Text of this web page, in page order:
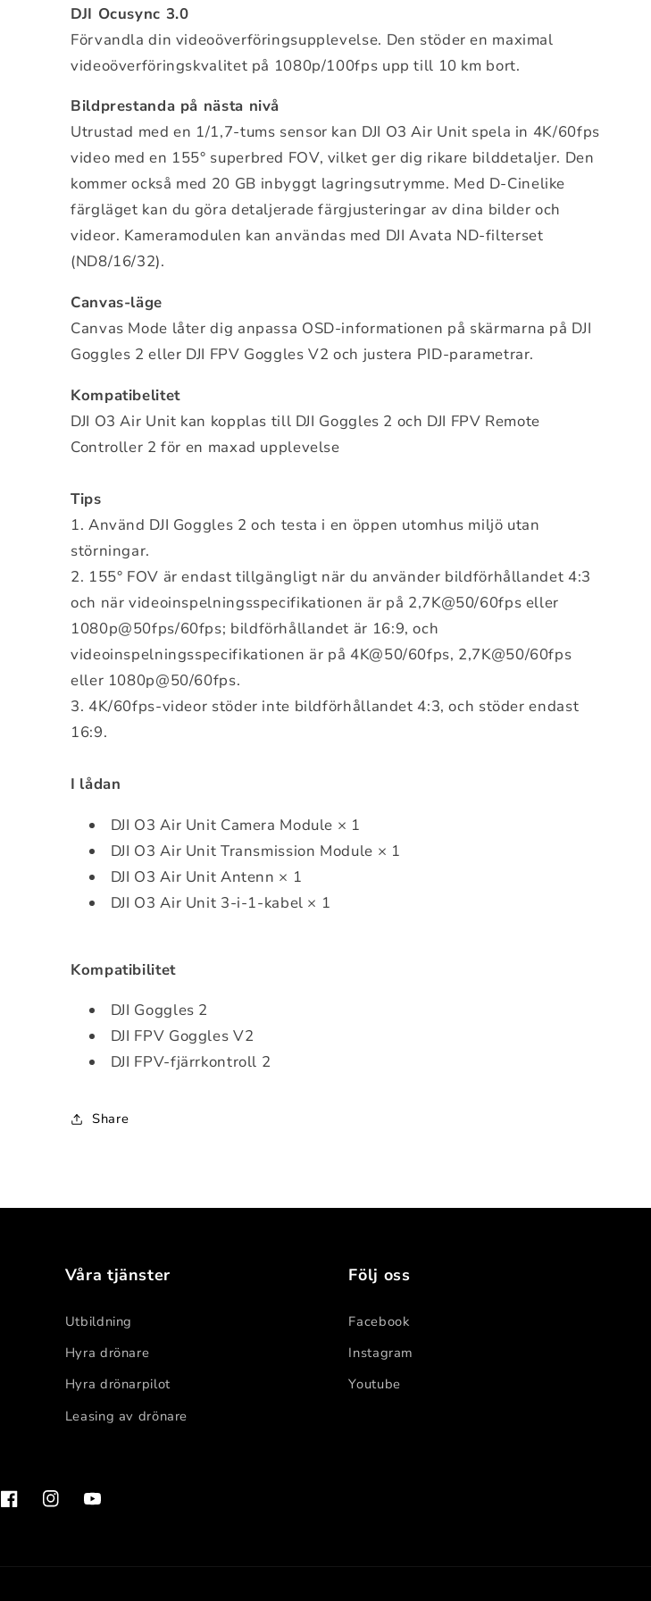
DJI Ocusync 3.0
Förvandla din videoöverföringsupplevelse. Den stöder en maximal
videoöverföringskvalitet på 1080p/100fps upp till 10 km bort.
Bildprestanda på nästa nivå
Utrustad med en 1/1,7-tums sensor kan DJI O3 Air Unit spela in 4K/60fps
video med en 155° superbred FOV, vilket ger dig rikare bilddetaljer. Den
kommer också med 20 GB inbyggt lagringsutrymme. Med D-Cinelike
färgläget kan du göra detaljerade färgjusteringar av dina bilder och
videor. Kameramodulen kan användas med DJI Avata ND-filterset
(ND8/16/32).
Canvas-läge
Canvas Mode låter dig anpassa OSD-informationen på skärmarna på DJI
Goggles 2 eller DJI FPV Goggles V2 och justera PID-parametrar.
Kompatibelitet
DJI O3 Air Unit kan kopplas till DJI Goggles 2 och DJI FPV Remote
Controller 2 för en maxad upplevelse
Tips
1. Använd DJI Goggles 2 och testa i en öppen utomhus miljö utan
störningar.
2. 155° FOV är endast tillgängligt när du använder bildförhållandet 4:3
och när videoinspelningsspecifikationen är på 2,7K@50/60fps eller
1080p@50fps/60fps; bildförhållandet är 16:9, och
videoinspelningsspecifikationen är på 4K@50/60fps, 2,7K@50/60fps
eller 1080p@50/60fps.
3. 4K/60fps-videor stöder inte bildförhållandet 4:3, och stöder endast
16:9.
I lådan
DJI O3 Air Unit Camera Module × 1
DJI O3 Air Unit Transmission Module × 1
DJI O3 Air Unit Antenn × 1
DJI O3 Air Unit 3-i-1-kabel × 1
Kompatibilitet
DJI Goggles 2
DJI FPV Goggles V2
DJI FPV-fjärrkontroll 2
Share
Våra tjänster
Utbildning
Hyra drönare
Hyra drönarpilot
Leasing av drönare
Följ oss
Facebook
Instagram
Youtube
FacebookInstagramYouTube